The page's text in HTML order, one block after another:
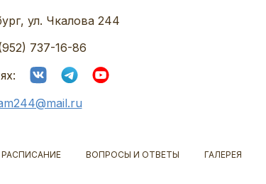
ул. Чкалова 244
737-16-86
РАСПИСАНИЕ ВОПРОСЫ И ОТВЕТЫ ГАЛЕРЕЯ